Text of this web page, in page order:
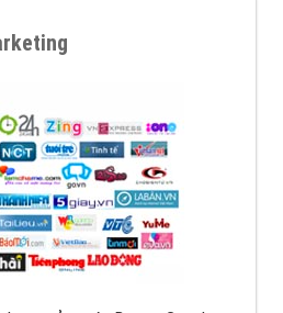
tìm hiểu về các hình thức
ưu và nhược điểm của
facebook hiện nay.